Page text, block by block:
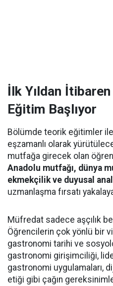
İlk Yıldan İtibaren
Eğitim Başlıyor
Bölümde teorik eğitimler
eşzamanlı olarak
mutfağa girecek olan
Anadolu mutfağı, dünya
ekmekçilik ve duyusal
uzmanlaşma fırsatı
Müfredat sadece aşçılık
Öğrencilerin çok yönlü bir
gastronomi tarihi ve
gastronomi girişimciliği,
gastronomi uygulamaları,
etiği gibi çağın